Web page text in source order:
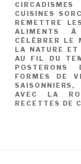
CUISINES
REMETTRE
ALIMENTS
CÉLÉBRER LE
LA NATURE
AU FIL DU
FORMES DE
AVEC LA
RECETTES DE